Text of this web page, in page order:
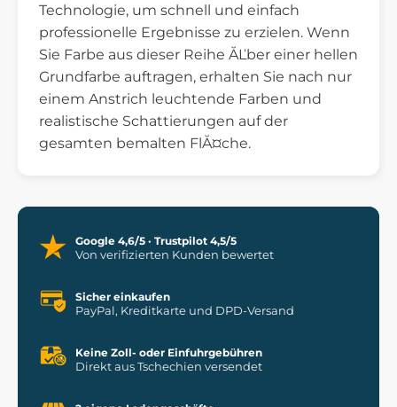
Technologie, um schnell und einfach
professionelle Ergebnisse zu erzielen. Wenn
Sie Farbe aus dieser Reihe ĂĽber einer hellen
Grundfarbe auftragen, erhalten Sie nach nur
einem Anstrich leuchtende Farben und
realistische Schattierungen auf der
gesamten bemalten FlĂ¤che.
Google 4,6/5 · Trustpilot 4,5/5
Von verifizierten Kunden bewertet
Sicher einkaufen
PayPal, Kreditkarte und DPD-Versand
Keine Zoll- oder Einfuhrgebühren
Direkt aus Tschechien versendet